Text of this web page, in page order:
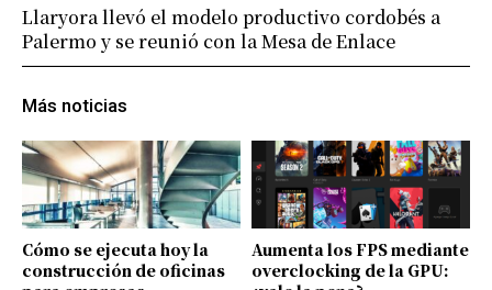
Más noticias
Cómo se ejecuta hoy la
construcción de oficinas
Aumenta los FPS mediante
overclocking de la GPU:
Llaryora llevó el modelo productivo cordobés a
Palermo y se reunió con la Mesa de Enlace